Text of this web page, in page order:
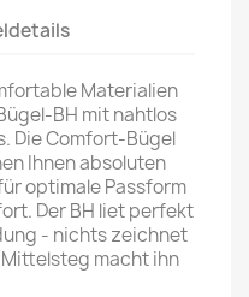
Materialien
BH mit nahtlos
Die Comfort-Bügel
Ihnen absoluten
optimale Passform
Der BH liet perfekt
- nichts zeichnet
macht ihn